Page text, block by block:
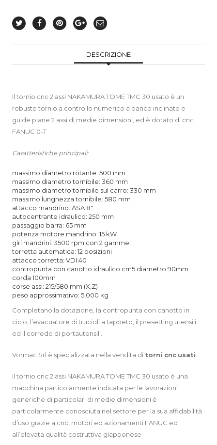
DESCRIZIONE
Il tornio cnc 2 assi NAKAMURA TOME TMC 30 usato è un
robusto tornio a controllo numerico a banco inclinato e
guide piane 2 assi di medie dimensioni, ed è dotato di cnc
FANUC 0-T
Caratteristiche principali:
massimo diametro rotante: 500 mm
massimo diametro tornibile: 360 mm
massimo diametro tornibile sul carro: 330 mm
massimo lunghezza tornibile: 580 mm
attacco mandrino: ASA 8″
autocentrante idraulico: 250 mm
passaggio barra: 65 mm
potenza motore mandrino: 15 kW
giri mandrini: 3500 rpm con 2 gamme
torretta automatica: 12 posizioni
attacco torretta: VDI 40
contropunta con canotto idraulico cm5 diametro 90mm
corda 100mm
corse assi: 215/580 mm (X,Z)
peso approssimativo: 5,000 kg
Completano la dotazione, la contropunta con canotto in
ciclo, l’evacuatore di trucioli a tappeto, il presetting utensili
ed il corredo di portautensili.
Vormac Srl è specializzata nella vendita di torni cnc usati.
Il tornio cnc 2 assi NAKAMURA TOME TMC 30 usato è una
macchina particolarmente indicata per le lavorazioni
generiche di particolari di medie dimensioni è
particolarmente conosciuta nel settore per la sua affidabilità
d’uso grazie a cnc, motori ed azionamenti FANUC ed
all’elevata qualità costruttiva giapponese